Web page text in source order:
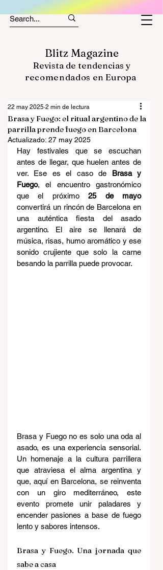
Blitz Magazine
Revista de tendencias y
recomendados en Europa
Brasa y Fuego: el ritual argentino de la
parrilla prende fuego en Barcelona
22 may 2025 2 min de lectura
Actualizado: 27 may 2025
Hay festivales que se escuchan
antes de llegar, que huelen antes de
ver. Ese es el caso de Brasa y
Fuego, el encuentro gastronómico
que el próximo 25 de mayo
convertirá un rincón de Barcelona en
una auténtica fiesta del asado
argentino. El aire se llenará de
música, risas, humo aromático y ese
sonido crujiente que solo la carne
besando la parrilla puede provocar.
Brasa y Fuego no es solo una oda al
asado, es una experiencia sensorial.
Un homenaje a la cultura parrillera
que atraviesa el alma argentina y
que, aquí en Barcelona, se reinventa
con un giro mediterráneo, este
evento promete unir paladares y
encender pasiones a base de fuego
lento y sabores intensos.
Brasa y Fuego. Una jornada que
sabe a casa